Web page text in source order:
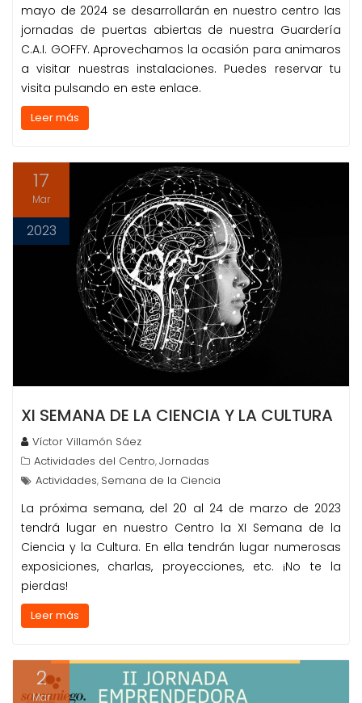
mayo de 2024 se desarrollarán en nuestro centro las
jornadas de puertas abiertas de nuestra Guardería
C.A.I. GOFFY. Aprovechamos la ocasión para animaros
a visitar nuestras instalaciones. Puedes reservar tu
visita pulsando en este enlace.
Leer más
17
Mar
2023
XI SEMANA DE LA CIENCIA Y LA CULTURA
Víctor Villamón Sáez
Actividades del Centro,Jornadas
Actividades, Semana de la Ciencia
La próxima semana, del 20 al 24 de marzo de 2023
tendrá lugar en nuestro Centro la XI Semana de la
Ciencia y la Cultura. En ella tendrán lugar numerosas
exposiciones, charlas, proyecciones, etc. ¡No te la
pierdas!
Leer más
2
Mar